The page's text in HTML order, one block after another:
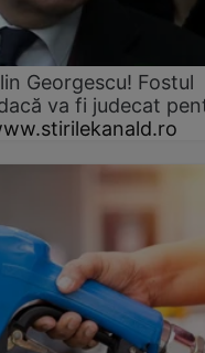
Georgescu! Fostul
va fi judecat